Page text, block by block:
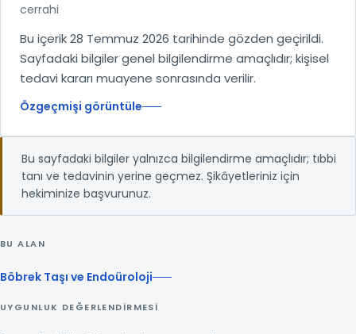
cerrahi
Bu içerik 28 Temmuz 2026 tarihinde gözden geçirildi.
Sayfadaki bilgiler genel bilgilendirme amaçlıdır; kişisel
tedavi kararı muayene sonrasında verilir.
Özgeçmişi görüntüle
Bu sayfadaki bilgiler yalnızca bilgilendirme amaçlıdır; tıbbi
tanı ve tedavinin yerine geçmez. Şikâyetleriniz için
hekiminize başvurunuz.
BU ALAN
Böbrek Taşı ve Endoüroloji
UYGUNLUK DEĞERLENDIRMESI